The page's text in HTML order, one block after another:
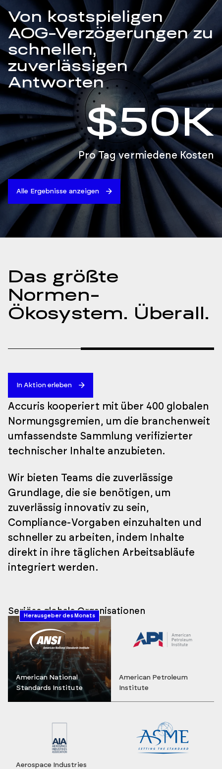
Von kostspieligen
AOG-Verzögerungen zu
schnellen,
zuverlässigen
Antworten
$50K
Pro Tag vermiedene Kosten
Alle Ergebnisse anzeigen
Das größte
Normen-
Ökosystem. Überall.
In Aktion erleben
Accuris kooperiert mit über 400 globalen
Normungsgremien, um die branchenweit
umfassendste Sammlung verifizierter
technischer Inhalte anzubieten.
Wir bieten Teams die zuverlässige
Grundlage, die sie benötigen, um
zuverlässig innovativ zu sein,
Compliance-Vorgaben einzuhalten und
schneller zu arbeiten, indem Inhalte
direkt in ihre täglichen Arbeitsabläufe
integriert werden.
Seriöse globale Organisationen
Herausgeber des Monats
American National
Standards Institute
American Petroleum
Institute
Aerospace Industries